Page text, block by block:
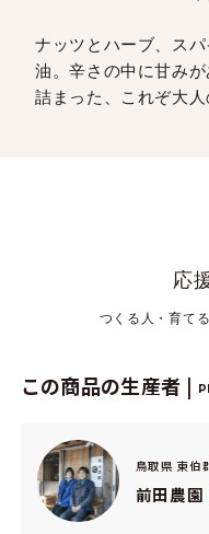
ナッツとハーブ、ス
油。辛さの中に甘み
詰まった、これぞ大人
応
つくる人・育て
この商品の生産者 |
鳥取県 東伯
前田農園